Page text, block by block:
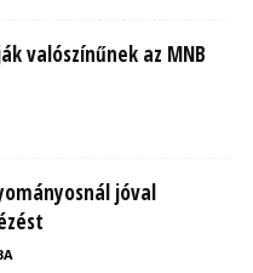
valószínűnek az MNB
jóval